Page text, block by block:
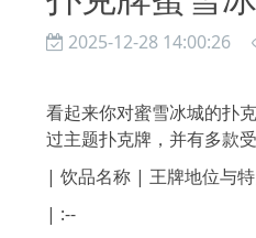
2025-12-28 14:00:26
看起来你对蜜雪冰城的扑
过主题扑克牌，并有多款
| 饮品名称 | 王牌地位与
| :--